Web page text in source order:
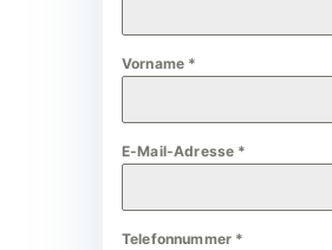
Vorname *
E-Mail-Adresse *
Telefonnummer *